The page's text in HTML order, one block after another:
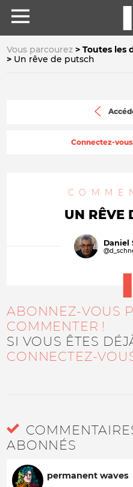
Vous parcourez
Toutes les
Un rêve de putsch
Connectez-
UN RÊVE
Daniel
ABONNEZ-VOUS
COMMENTER !
SI VOUS ÊTES
CONNECTEZ-
ABONNÉS
permanent waves